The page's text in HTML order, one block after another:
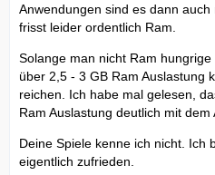
Anwendungen sind es dann
frisst leider ordentlich Ram.
Solange man nicht Ram
über 2,5 - 3 GB Ram Auslastung
reichen. Ich habe mal gelesen,
Ram Auslastung deutlich mit dem
Deine Spiele kenne ich nicht. Ich
eigentlich zufrieden.